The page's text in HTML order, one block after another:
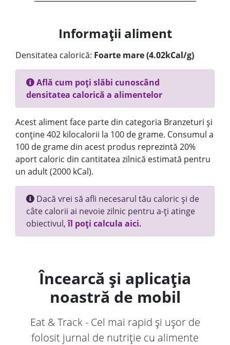
Informații aliment
Densitatea calorică: Foarte mare (4.02kCal/g)
Află cum poți slăbi cunoscând
densitatea calorică a alimentelor
Acest aliment face parte din categoria Branzeturi și
conține 402 kilocalorii la 100 de grame. Consumul a
100 de grame din acest produs reprezintă 20%
aport caloric din cantitatea zilnică estimată pentru
un adult (2000 kCal).
Dacă vrei să afli necesarul tău caloric și de
câte calorii ai nevoie zilnic pentru a-ți atinge
obiectivul,îl poți calcula aici.
Încearcă și aplicația
noastră de mobil
Eat & Track - Cel mai rapid și ușor de
folosit jurnal de nutriție cu alimente